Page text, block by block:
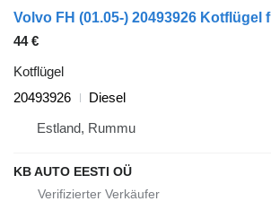
44 €
Kotflügel
20493926
Diesel
Estland, Rummu
KB AUTO EESTI OÜ